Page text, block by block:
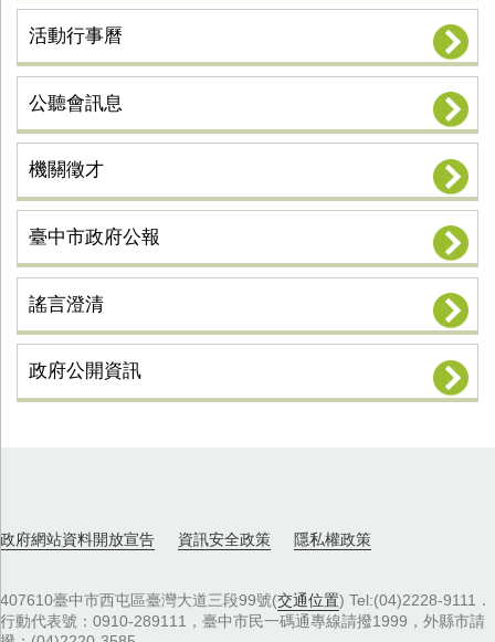
活動行事曆
公聽會訊息
機關徵才
臺中市政府公報
謠言澄清
政府公開資訊
政府網站資料開放宣告 資訊安全政策 隱私權政策
407610臺中市西屯區臺灣大道三段99號(交通位置) Tel:(04)2228-9111．
行動代表號：0910-289111，臺中市民一碼通專線請撥1999，外縣市請